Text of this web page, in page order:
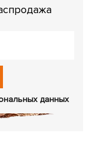
данных